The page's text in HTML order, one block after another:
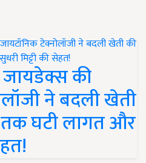
की
ने बदली खेती
तक घटी लागत और